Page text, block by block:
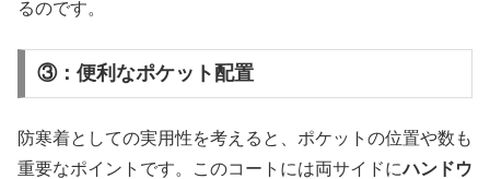
るのです。
③：便利なポケット配置
防寒着としての実用性を考えると、ポケットの位置や数も
重要なポイントです。このコートには両サイドにハンドウ